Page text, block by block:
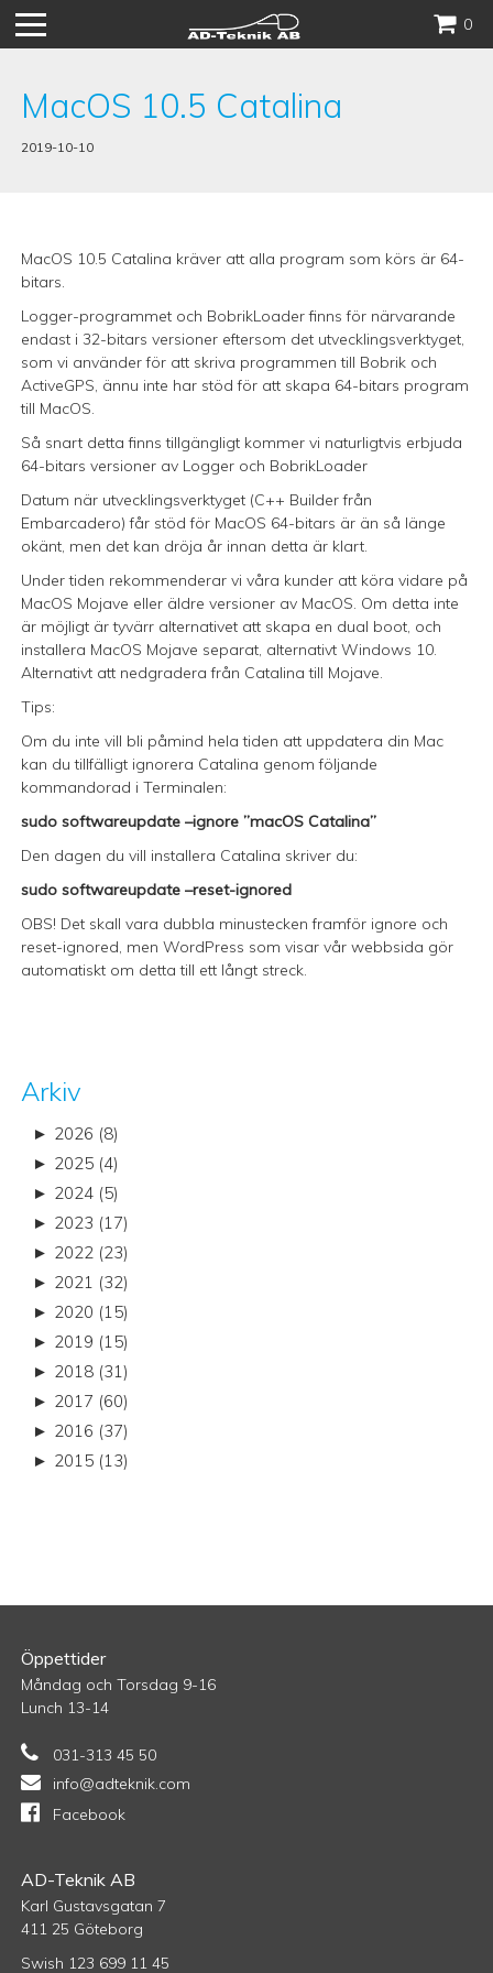
0
Hoppa
MacOS 10.5 Catalina
2019-10-10
MacOS 10.5 Catalina kräver att alla program som körs är 64-
bitars.
Logger-programmet och BobrikLoader finns för närvarande
endast i 32-bitars versioner eftersom det utvecklingsverktyget,
som vi använder för att skriva programmen till Bobrik och
ActiveGPS, ännu inte har stöd för att skapa 64-bitars program
till MacOS.
Så snart detta finns tillgängligt kommer vi naturligtvis erbjuda
64-bitars versioner av Logger och BobrikLoader
Datum när utvecklingsverktyget (C++ Builder från
Embarcadero) får stöd för MacOS 64-bitars är än så länge
okänt, men det kan dröja år innan detta är klart.
Under tiden rekommenderar vi våra kunder att köra vidare på
MacOS Mojave eller äldre versioner av MacOS. Om detta inte
är möjligt är tyvärr alternativet att skapa en dual boot, och
installera MacOS Mojave separat, alternativt Windows 10.
Alternativt att nedgradera från Catalina till Mojave.
Tips:
Om du inte vill bli påmind hela tiden att uppdatera din Mac
kan du tillfälligt ignorera Catalina genom följande
kommandorad i Terminalen:
sudo softwareupdate –ignore ”macOS Catalina”
Den dagen du vill installera Catalina skriver du:
sudo softwareupdate –reset-ignored
OBS! Det skall vara dubbla minustecken framför ignore och
reset-ignored, men WordPress som visar vår webbsida gör
automatiskt om detta till ett långt streck.
Arkiv
► 2026 (8)
► 2025 (4)
► 2024 (5)
► 2023 (17)
► 2022 (23)
► 2021 (32)
► 2020 (15)
► 2019 (15)
► 2018 (31)
► 2017 (60)
► 2016 (37)
► 2015 (13)
Öppettider
Måndag och Torsdag 9-16
Lunch 13-14
031-313 45 50
info@adteknik.com
Facebook
AD-Teknik AB
Karl Gustavsgatan 7
411 25 Göteborg
Swish 123 699 11 45